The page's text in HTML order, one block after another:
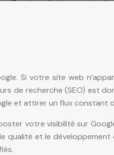
Si votre site web
de recherche (SEO) est
et attirer un flux constant
votre visibilité sur
et le